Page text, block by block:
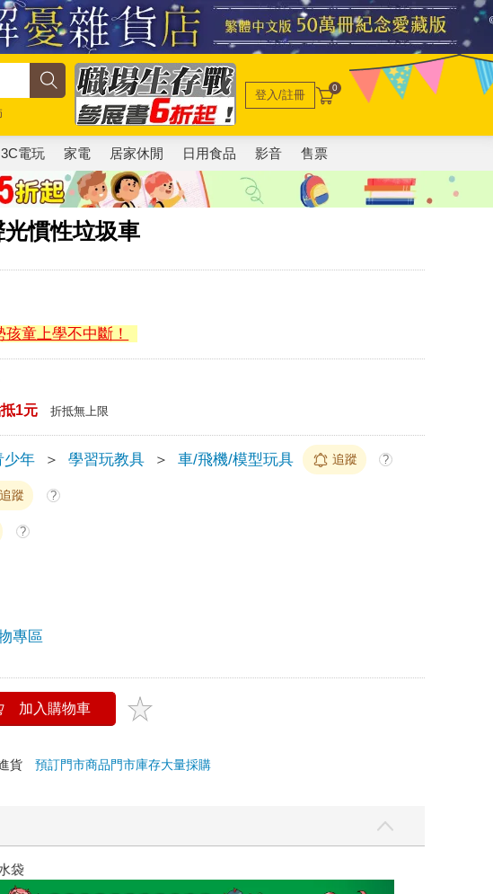
登入/註冊 0
3C電玩 家電 居家休閒 日用食品 影音 售票
慣性垃圾車
童上學不中斷！
1元 折抵無上限
少年 ＞ 學習玩教具 ＞ 車/飛機/模型玩具 追蹤 ?
追蹤 ?
?
專區
加入購物車
進貨預訂門市商品門市庫存大量採購
袋